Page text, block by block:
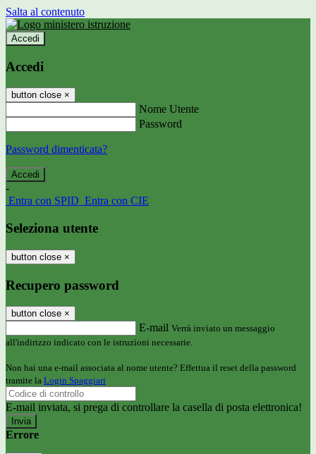
Salta al contenuto
Accedi
Accedi
button close ×
Nome Utente
Password
Password dimenticata?
-
Entra con SPID Entra con CIE
Seleziona utente
button close ×
Recupero password
button close ×
E-mail Verrà inviato un messaggio
all'indirizzo indicato con le istruzioni necessarie.
Non hai una e-mail associata al nome utente? Effettua il reset della password
tramite la Login Spaggiari
E-mail inviata, si prega di controllare la casella di posta elettronica!
Errore